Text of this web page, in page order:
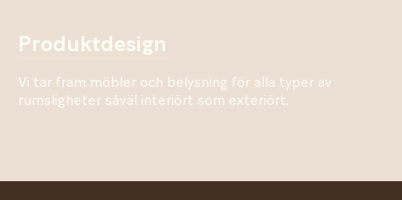
produktdesign
Vi tar fram möbler och belysning för alla typer av
rumsligheter såväl interiört som exteriört.